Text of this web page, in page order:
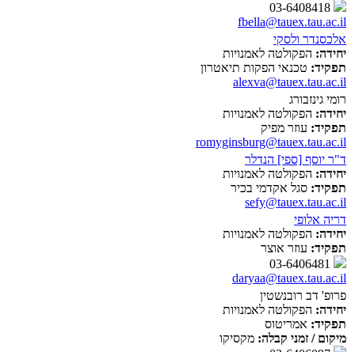
fbella@tauex.tau.ac.il
אלכסנדר ולסקי
יחידה: הפקולטה לאמנויות
תפקיד: טכנאי הפקות תיאטרון
alexva@tauex.tau.ac.il
רומי גינזבורג
יחידה: הפקולטה לאמנויות
תפקיד: עוזר מפיק
romyginsburg@tauex.tau.ac.il
ד"ר יוסף [ספי] הנדלר
יחידה: הפקולטה לאמנויות
תפקיד: סגל אקדמי בכיר
sefy@tauex.tau.ac.il
דריה אלופי
יחידה: הפקולטה לאמנויות
תפקיד: עוזר אוצר
daryaa@tauex.tau.ac.il
פרופ' דב רובנשטין
יחידה: הפקולטה לאמנויות
תפקיד: אמריטוס
מיקום / זמני קבלה: מקסיקו